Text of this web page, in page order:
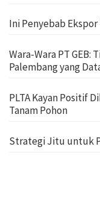
Ini Penyebab
Wara-Wara PT GEB:
Palembang yang
PLTA Kayan Positif
Tanam Pohon
Strategi Jitu untuk